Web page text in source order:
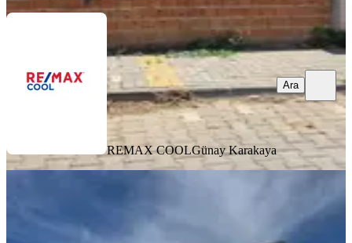
REMAX COOLGünay Karakaya
Ara